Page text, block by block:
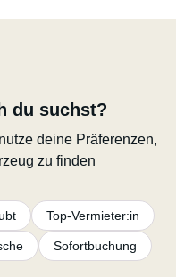
du suchst?
deine Präferenzen,
zu finden
Top-Vermieter:in
Sofortbuchung